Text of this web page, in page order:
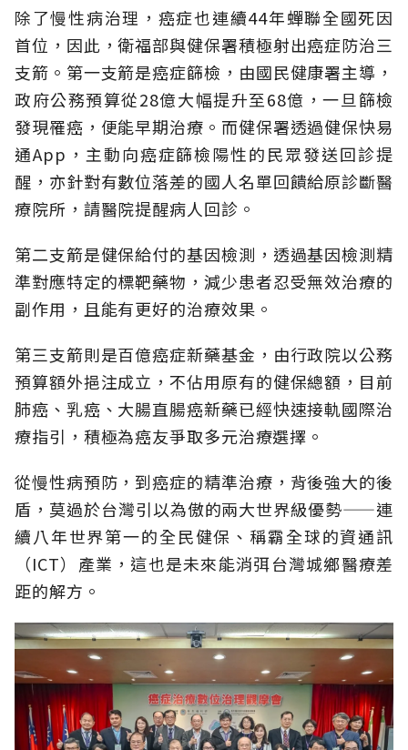
除了慢性病治理，癌症也連續44年蟬聯全國死因
首位，因此，衛福部與健保署積極射出癌症防治三
支箭。第一支箭是癌症篩檢，由國民健康署主導，
政府公務預算從28億大幅提升至68億，一旦篩檢
發現罹癌，便能早期治療。而健保署透過健保快易
通App，主動向癌症篩檢陽性的民眾發送回診提
醒，亦針對有數位落差的國人名單回饋給原診斷醫
療院所，請醫院提醒病人回診。
第二支箭是健保給付的基因檢測，透過基因檢測精
準對應特定的標靶藥物，減少患者忍受無效治療的
副作用，且能有更好的治療效果。
第三支箭則是百億癌症新藥基金，由行政院以公務
預算額外挹注成立，不佔用原有的健保總額，目前
肺癌、乳癌、大腸直腸癌新藥已經快速接軌國際治
療指引，積極為癌友爭取多元治療選擇。
從慢性病預防，到癌症的精準治療，背後強大的後
盾，莫過於台灣引以為傲的兩大世界級優勢——連
續八年世界第一的全民健保、稱霸全球的資通訊
（ICT）產業，這也是未來能消弭台灣城鄉醫療差
距的解方。